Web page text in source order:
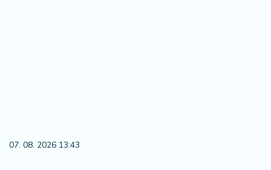
07. 08. 2026 13:43